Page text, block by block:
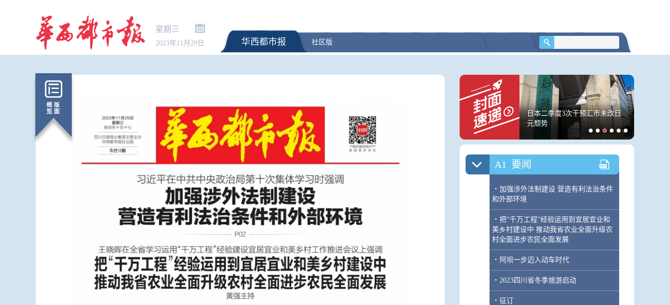
星期三
2023年11月29日 华西都市报 社区版
超30万亿元！今年前7月我国货
物贸易进出口延续增长态势
舰炮怒吼！北部战区舰艇编队高
燃训练现场
暑期出行“下半场”热度不减，中
秋国庆预订已提前“抢跑”
日本二季度3次干预汇市未改日
元颓势
A1 要闻
· 加强涉外法制建设 营造有利法治条件
和外部环境
· 把“千万工程”经验运用到宜居宜业和
美乡村建设中 推动我省农业全面升级农
村全面进步农民全面发展
· 阿坝一步迈入动车时代
· 2023四川省冬季旅游启动
· 征订